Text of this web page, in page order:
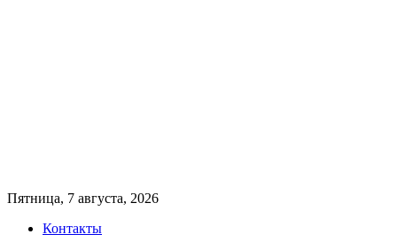
Пятница, 7 августа, 2026
Контакты